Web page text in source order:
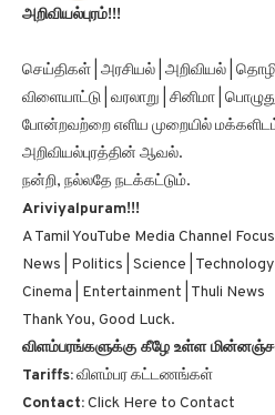
செய்திகள் | அரசியல் | அறிவியல் |
விளையாட்டு | வரலாறு | சினிமா |
போன்றவற்றை எளிய முறையில்
அறிவியல்புரத்தின் ஆவல்.
நன்றி, நல்லதே நடக்கட்டும்.
News | Politics | Science |
Cinema | Entertainment | Thuli News
Thank You, Good Luck.
விளம்பரங்களுக்கு கீழே உள்ள
விளம்பர கட்டணங்கள்